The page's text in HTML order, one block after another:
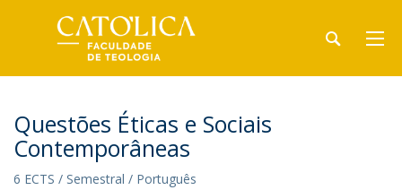
Questões Éticas e Sociais
Contemporâneas
6 ECTS / Semestral / Português